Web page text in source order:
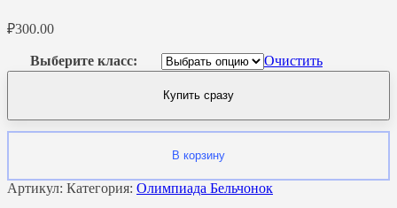
₽300.00
Выберите класс: Очистить
Купить сразу
В корзину
Артикул: Категория: Олимпиада Бельчонок